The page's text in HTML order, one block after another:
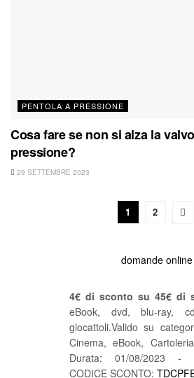
PENTOLA A PRESSIONE
Cosa fare se non si alza la
pressione?
29 SETTEMBRE 2023
1 2
domande online
4€ di sconto su 45€ di
eBook, dvd, blu-ray,
giocattoli.Valido su
Cinema, eBook,
Durata: 01/08/2023 -
CODICE SCONTO: